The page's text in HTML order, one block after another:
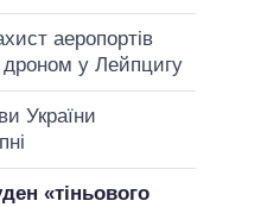
аеропортів
дроном у Лейпцигу
України
«тіньового